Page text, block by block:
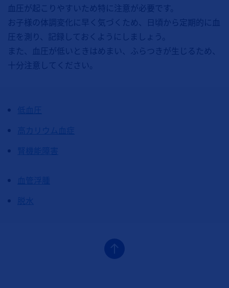
血圧が起こりやすいため特に注意が必要です。
お子様の体調変化に早く気づくため、日頃から定期的に血
圧を測り、記録しておくようにしましょう。
また、血圧が低いときはめまい、ふらつきが生じるため、
十分注意してください。
低血圧
高カリウム血症
腎機能障害
血管浮腫
脱水